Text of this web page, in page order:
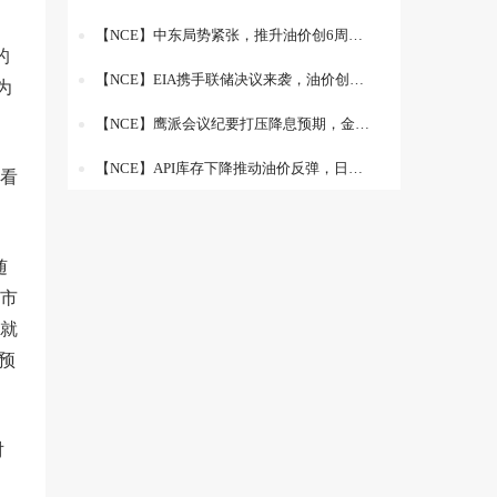
【NCE】中东局势紧张，推升油价创6周新高
【NCE】EIA携手联储决议来袭，油价创一周新高
【NCE】鹰派会议纪要打压降息预期，金价大跌40美元
【NCE】API库存下降推动油价反弹，日内关注EIA数据